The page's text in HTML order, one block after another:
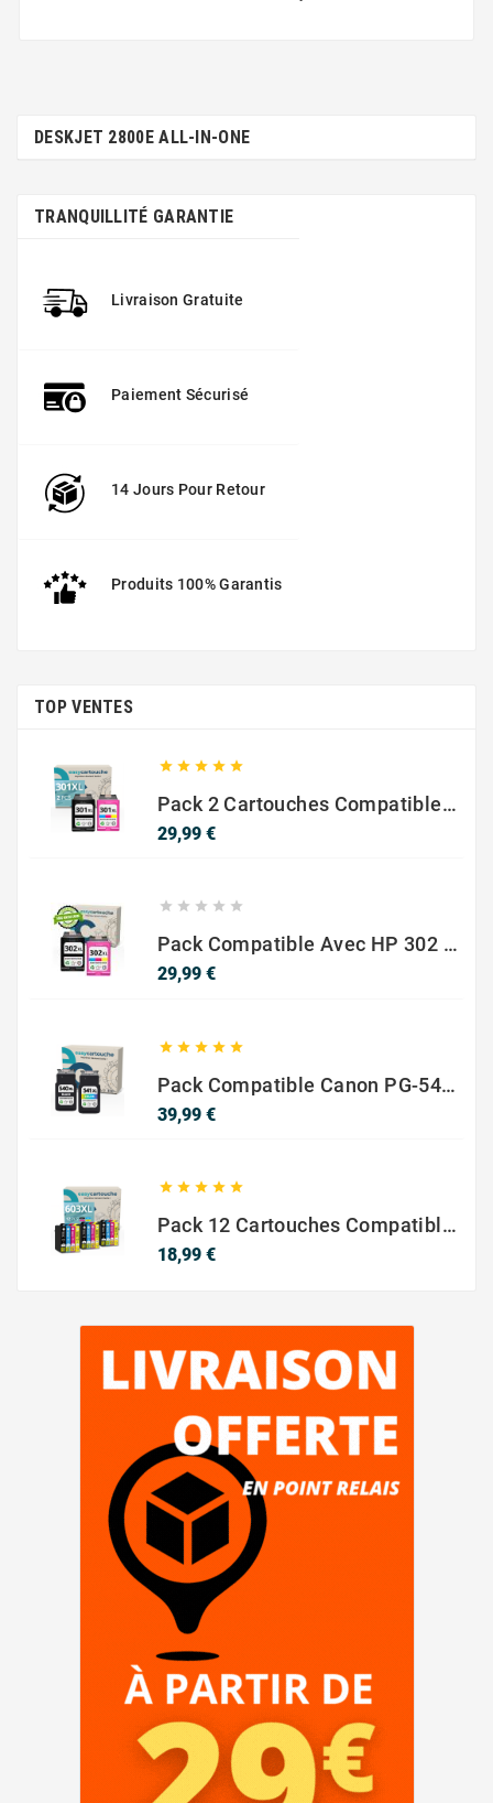
DESKJET 2800E ALL-IN-ONE
TRANQUILLITÉ GARANTIE
Livraison Gratuite
Paiement Sécurisé
14 Jours Pour Retour
Produits 100% Garantis
TOP VENTES
    
Pack 2 Cartouches Compatible Avec HP 301 XL Noir Et Couleur
29,99 €Prix
    
Pack Compatible Avec HP 302 XL Noir Et Couleur - SANS NIVEAU ENCRE
29,99 €Prix
    
Pack Compatible Canon PG-540 XL / CL-541 XL – Noir & Couleur – Haute Capacité
39,99 €Prix
    
Pack 12 Cartouches Compatible EPSON 603XL
18,99 €Prix